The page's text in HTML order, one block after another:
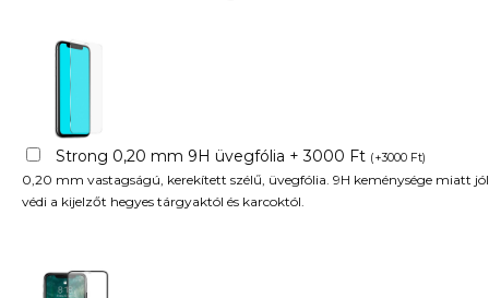
Strong 0,20 mm 9H üvegfólia + 3000 Ft (+3000 Ft)
0,20 mm vastagságú, kerekített szélű, üvegfólia. 9H keménysége miatt jól
védi a kijelzőt hegyes tárgyaktól és karcoktól.